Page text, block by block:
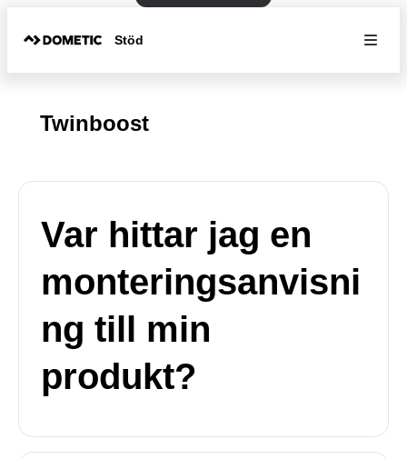
Stöd
Twinboost
Var hittar jag en
monteringsanvisni
ng till min
produkt?